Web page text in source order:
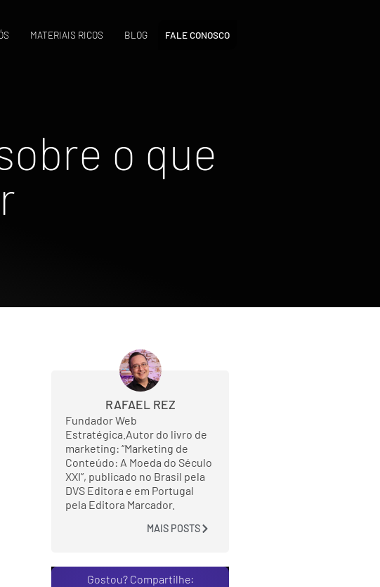
MATERIAIS RICOS BLOG FALE CONOSCO
o que
RAFAEL REZ
Fundador Web
Estratégica.Autor do livro de
marketing: “Marketing de
Conteúdo: A Moeda do Século
XXI”, publicado no Brasil pela
DVS Editora e em Portugal
pela Editora Marcador.
MAIS POSTS
Gostou? Compartilhe: